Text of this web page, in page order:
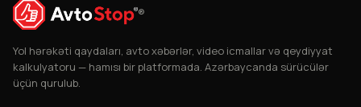
®
Yol hərəkəti qaydaları, avto xəbərlər, video icmallar və qeydiyyat
kalkulyatoru — hamısı bir platformada. Azərbaycanda sürücülər
üçün qurulub.